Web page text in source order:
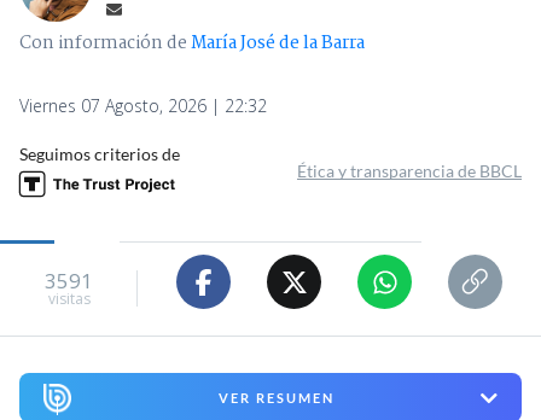
Con información deMaría José de la Barra
Viernes 07 Agosto, 2026 | 22:32
Seguimos criterios de
Ética y transparencia de BBCL
3591
visitas
VER RESUMEN